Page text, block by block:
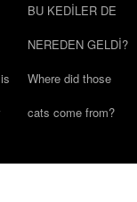
BU KEDİLER DE
NEREDEN GELDİ?
Where did those
cats come from?